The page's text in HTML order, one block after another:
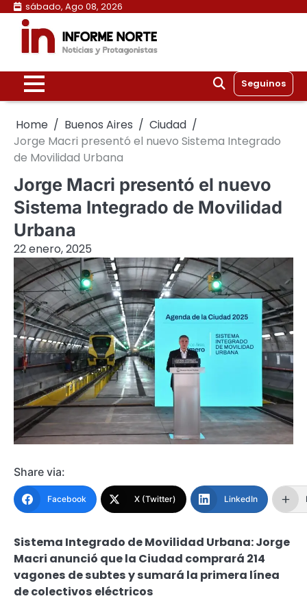
Skip
content
sábado, Ago 08, 2026
Seguinos
Home Buenos Aires
Ciudad
Jorge Macri presentó el nuevo Sistema Integrado
de Movilidad Urbana
Jorge Macri presentó el nuevo
Sistema Integrado de Movilidad
Urbana
22 enero, 2025
Share via:
Facebook X (Twitter) LinkedIn
Sistema Integrado de Movilidad Urbana: Jorge
Macri anunció que la Ciudad comprará 214
vagones de subtes y sumará la primera línea
de colectivos eléctricos